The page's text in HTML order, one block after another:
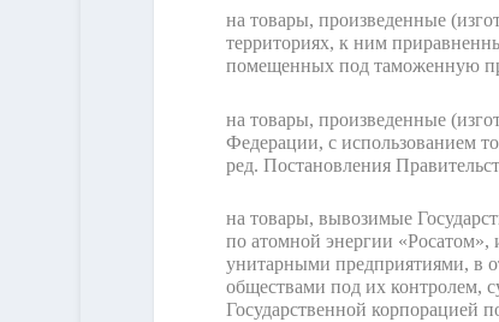
на товары, произведенные
территориях, к ним
помещенных под таможенную
на товары, произведенные
Федерации, с использованием
ред. Постановления
на товары, вывозимые
по атомной энергии
унитарными предприятиями, в
обществами под их контролем,
Государственной корпорацией